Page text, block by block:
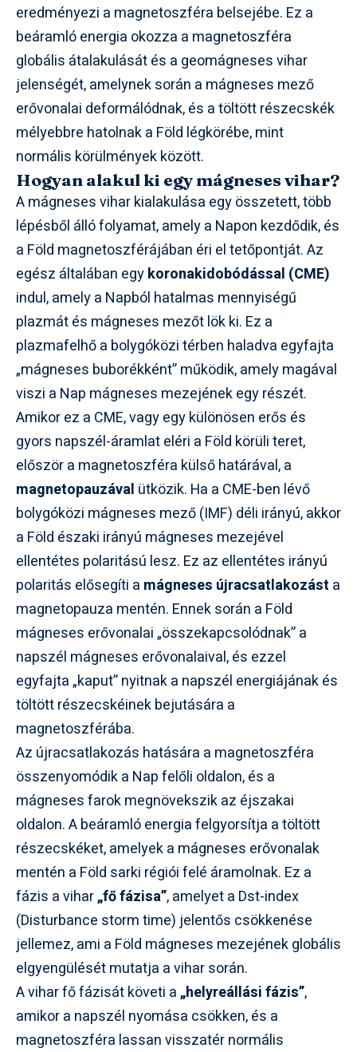
eredményezi a magnetoszféra belsejébe. Ez a
beáramló energia okozza a magnetoszféra
globális átalakulását és a geomágneses vihar
jelenségét, amelynek során a mágneses mező
erővonalai deformálódnak, és a töltött részecskék
mélyebbre hatolnak a Föld légkörébe, mint
normális körülmények között.
Hogyan alakul ki egy mágneses vihar?
A mágneses vihar kialakulása egy összetett, több
lépésből álló folyamat, amely a Napon kezdődik, és
a Föld magnetoszférájában éri el tetőpontját. Az
egész általában egykoronakidobódással (CME)
indul, amely a Napból hatalmas mennyiségű
plazmát és mágneses mezőt lök ki. Ez a
plazmafelhő a bolygóközi térben haladva egyfajta
„mágneses buborékként” működik, amely magával
viszi a Nap mágneses mezejének egy részét.
Amikor ez a CME, vagy egy különösen erős és
gyors napszél-áramlat eléri a Föld körüli teret,
először a magnetoszféra külső határával, a
magnetopauzával ütközik. Ha a CME-ben lévő
bolygóközi mágneses mező (IMF) déli irányú, akkor
a Föld északi irányú mágneses mezejével
ellentétes polaritású lesz. Ez az ellentétes irányú
polaritás elősegíti a mágneses újracsatlakozást a
magnetopauza mentén. Ennek során a Föld
mágneses erővonalai „összekapcsolódnak” a
napszél mágneses erővonalaival, és ezzel
egyfajta „kaput” nyitnak a napszél energiájának és
töltött részecskéinek bejutására a
magnetoszférába.
Az újracsatlakozás hatására a magnetoszféra
összenyomódik a Nap felőli oldalon, és a
mágneses farok megnövekszik az éjszakai
oldalon. A beáramló energia felgyorsítja a töltött
részecskéket, amelyek a mágneses erővonalak
mentén a Föld sarki régiói felé áramolnak. Ez a
fázis a vihar„fő fázisa”, amelyet a Dst-index
(Disturbance storm time) jelentős csökkenése
jellemez, ami a Föld mágneses mezejének globális
elgyengülését mutatja a vihar során.
A vihar fő fázisát követi a„helyreállási fázis”,
amikor a napszél nyomása csökken, és a
magnetoszféra lassan visszatér normális